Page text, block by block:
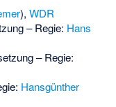
), WDR
– Regie: Hans
– Regie:
Hansgünther